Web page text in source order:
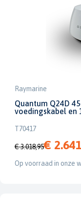
Raymarine
Quantum Q24D
voedingskabel en
T70417
€ 3.018,95€
Op voorraad in onze